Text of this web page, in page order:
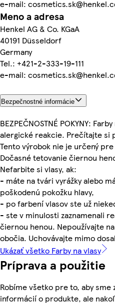
e-mail:
Meno a adresa
Henkel AG & Co. KGaA
40191 Düsseldorf
Germany
Tel.: +421-2-333-19-111
e-mail:
Bezpečnostné informácie
BEZPEČNOSTNÉ POKYNY:
alergické reakcie. Prečítajte si
Tento výrobok nie je určený
Dočasné tetovanie čiernou
Nefarbite si vlasy, ak:
- máte na tvári vyrážky alebo
poškodenú pokožku hlavy,
- po farbení vlasov ste už
- ste v minulosti zaznamenali
čiernou henou. Nepoužívajte
obočia. Uchovávajte mimo
Ukázať všetko Farby na vlasy
Príprava a použitie
Robíme všetko pre to, aby
informácií o produkte, ale